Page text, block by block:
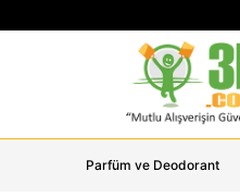
Parfüm ve Deodorant